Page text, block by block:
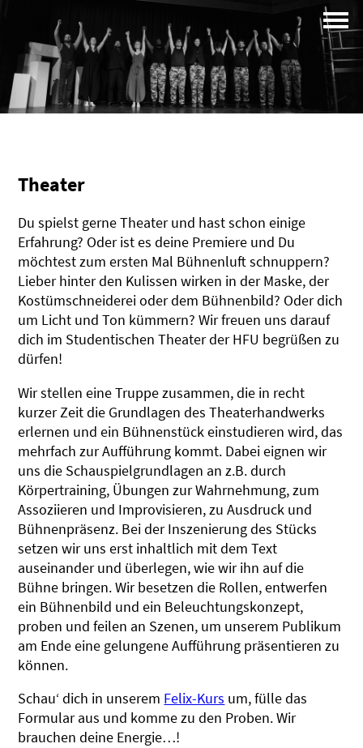
Campus
Profil
Theater
Du spielst gerne Theater und hast schon einige
Erfahrung? Oder ist es deine Premiere und Du
möchtest zum ersten Mal Bühnenluft schnuppern?
Lieber hinter den Kulissen wirken in der Maske, der
Kostümschneiderei oder dem Bühnenbild? Oder dich
um Licht und Ton kümmern? Wir freuen uns darauf
dich im Studentischen Theater der HFU begrüßen zu
dürfen!
Wir stellen eine Truppe zusammen, die in recht
kurzer Zeit die Grundlagen des Theaterhandwerks
erlernen und ein Bühnenstück einstudieren wird, das
mehrfach zur Aufführung kommt. Dabei eignen wir
uns die Schauspielgrundlagen an z.B. durch
Körpertraining, Übungen zur Wahrnehmung, zum
Assoziieren und Improvisieren, zu Ausdruck und
Bühnenpräsenz. Bei der Inszenierung des Stücks
setzen wir uns erst inhaltlich mit dem Text
auseinander und überlegen, wie wir ihn auf die
Bühne bringen. Wir besetzen die Rollen, entwerfen
ein Bühnenbild und ein Beleuchtungskonzept,
proben und feilen an Szenen, um unserem Publikum
am Ende eine gelungene Aufführung präsentieren zu
können.
Schau‘ dich in unserem Felix-Kurs um, fülle das
Formular aus und komme zu den Proben. Wir
brauchen deine Energie…!